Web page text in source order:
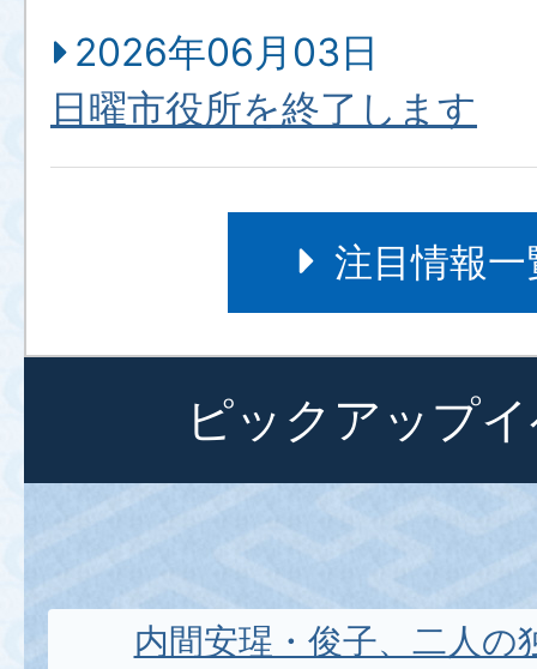
2026年06月03日
日曜市役所を終了します
2026年04月17日
物価高騰による水道料金の
2026年04月02日
緊急行財政対策について
2026年03月30日
財政非常事態宣言の発出に
注目情報一
ピックアップ
内間安瑆・俊子、二人の